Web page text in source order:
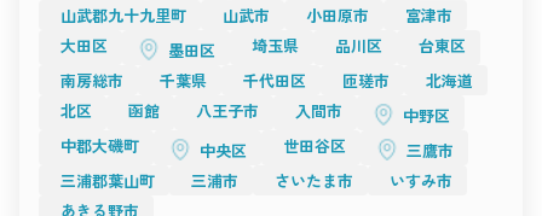
魅力です。
光をデザインする時間を楽しみたい――
そんなプロフェッショナルにおすすめの一棟です。
目黒の撮影スタジオに共通するのは、
“光を感じる設計”と“静けさを生かす空気”。
Momobanaの暮らしの温もり、Studio 4696の緊張感、RAWRの
素材感、TESSENの構築的美。
どれもが、撮影者の感性を刺激し、作品に深みを与えます。
都心の利便性を保ちながらも、どこか穏やかで創作的な時間が
流れる街、目黒。
山武郡九十九里町
山武市 小田原市
富津市
大田区
墨田区 埼玉県 品川区
台東区
南房総市
千葉県 千代田区 匝瑳市
北海道
北区
函館 八王子市 入間市
中野区
中郡大磯町
中央区 世田谷区
三鷹市
三浦郡葉山町
三浦市 さいたま市
いすみ市
あきる野市